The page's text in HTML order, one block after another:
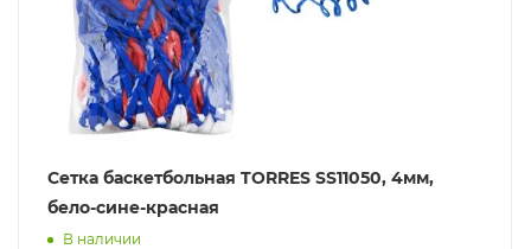
Сетка баскетбольная TORRES SS11050, 4мм,
бело-сине-красная
В наличии